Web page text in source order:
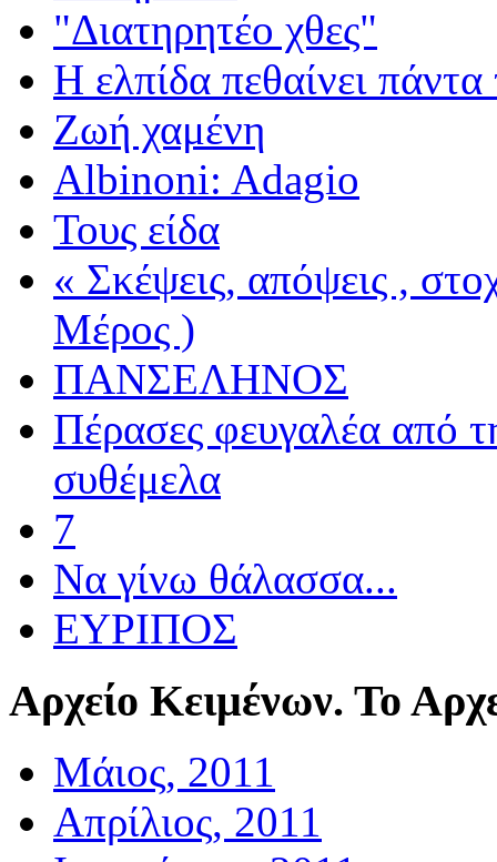
"Διατηρητέο χθες"
Η ελπίδα πεθαίνει πάντα
Ζωή χαμένη
Albinoni: Adagio
Τους είδα
« Σκέψεις, απόψεις ,
Μέρος )
ΠΑΝΣΕΛΗΝΟΣ
Πέρασες φευγαλέα από
συθέμελα
7
Να γίνω θάλασσα...
ΕΥΡΙΠΟΣ
Αρχείο Κειμένων. Το
Μάιος, 2011
Απρίλιος, 2011